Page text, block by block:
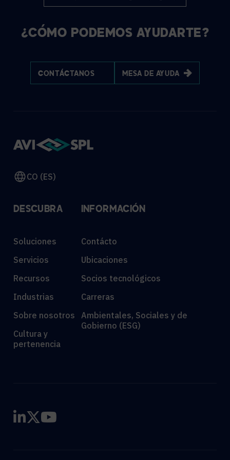
¿CÓMO PODEMOS AYUDARTE?
CONTÁCTANOS MESA DE AYUDA
CO (ES)
DESCUBRA
Soluciones
Servicios
Recursos
Industrias
Sobre nosotros
Cultura y
pertenencia
INFORMACIÓN
Contácto
Ubicaciones
Socios tecnológicos
Carreras
Ambientales, Sociales y de
Gobierno (ESG)